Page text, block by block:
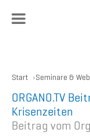
Start Seminare &
ORGANO.TV
Krisenzeiten
Beitrag vom